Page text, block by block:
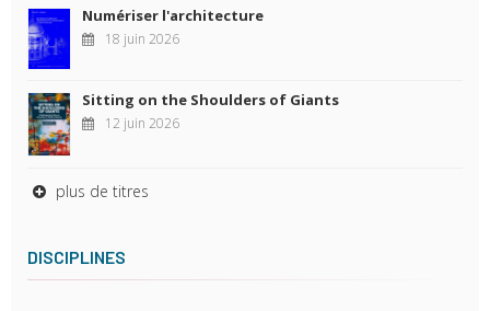
Numériser l'architecture
18 juin 2026
Sitting on the Shoulders of Giants
12 juin 2026
plus de titres
DISCIPLINES